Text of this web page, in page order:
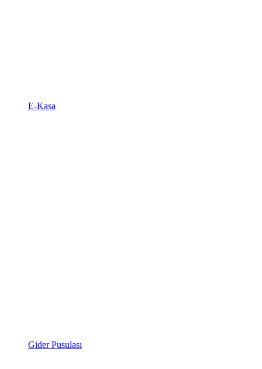
E-Kasa
Gider Pusulası